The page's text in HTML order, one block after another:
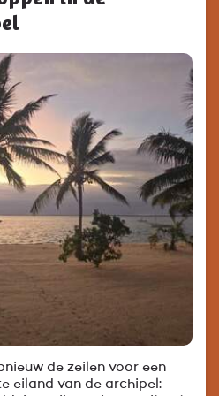
de zeilen voor een
eiland van de archipel: